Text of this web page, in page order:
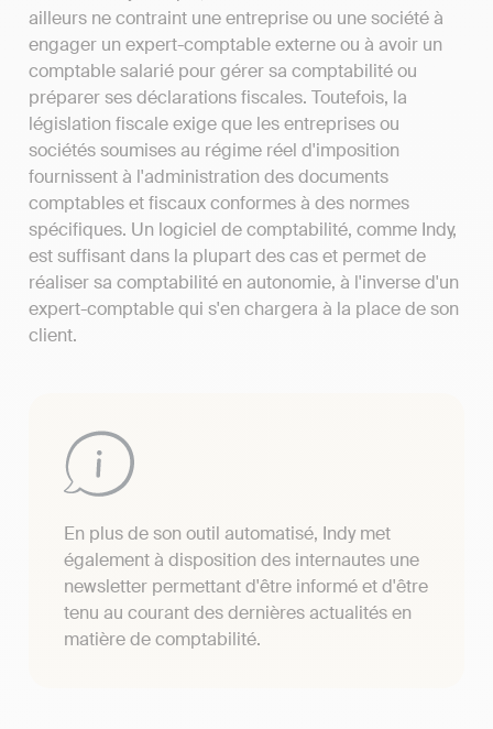
ailleurs ne contraint une entreprise ou une société à
engager un expert-comptable externe ou à avoir un
comptable salarié pour gérer sa comptabilité ou
préparer ses déclarations fiscales. Toutefois, la
législation fiscale exige que les entreprises ou
sociétés soumises au régime réel d'imposition
fournissent à l'administration des documents
comptables et fiscaux conformes à des normes
spécifiques. Un logiciel de comptabilité, comme Indy,
est suffisant dans la plupart des cas et permet de
réaliser sa comptabilité en autonomie, à l'inverse d'un
expert-comptable qui s'en chargera à la place de son
client.
En plus de son outil automatisé, Indy met
également à disposition des internautes une
newsletter permettant d'être informé et d'être
tenu au courant des dernières actualités en
matière de comptabilité.